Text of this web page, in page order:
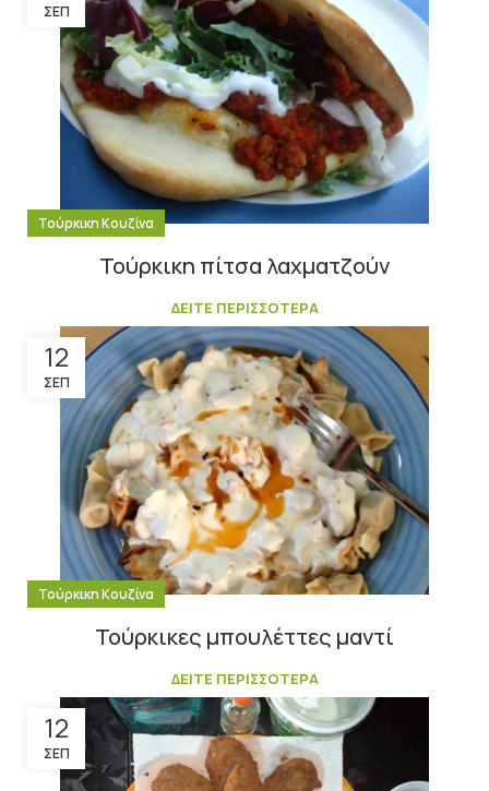
ΣΕΠ
Τούρκικη Κουζίνα
Τούρκικη πίτσα λαχματζούν
ΔΕΙΤΕ ΠΕΡΙΣΣΟΤΕΡΑ
12
ΣΕΠ
Τούρκικη Κουζίνα
Τούρκικες μπουλέττες μαντί
ΔΕΙΤΕ ΠΕΡΙΣΣΟΤΕΡΑ
12
ΣΕΠ